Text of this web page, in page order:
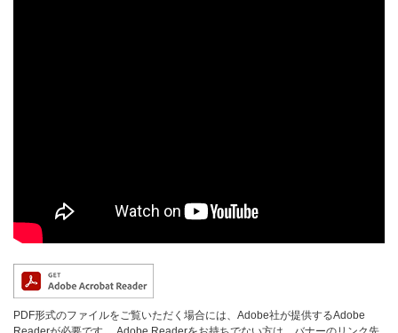
PDF形式のファイルをご覧いただく場合には、Adobe社が提供するAdobe